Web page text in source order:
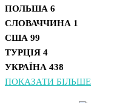
ПОЛЬША 6
СЛОВАЧЧИНА 1
США 99
ТУРЦІЯ 4
УКРАЇНА 438
ПОКАЗАТИ БІЛЬШЕ